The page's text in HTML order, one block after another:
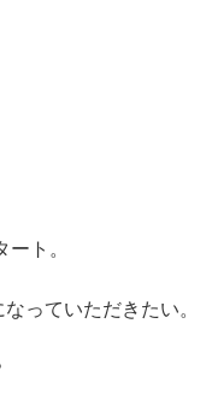
ート。
っていただきたい。